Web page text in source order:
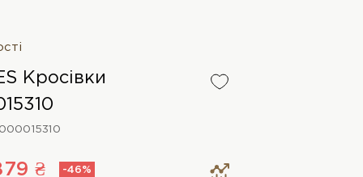
Кросівки
₴ -46%